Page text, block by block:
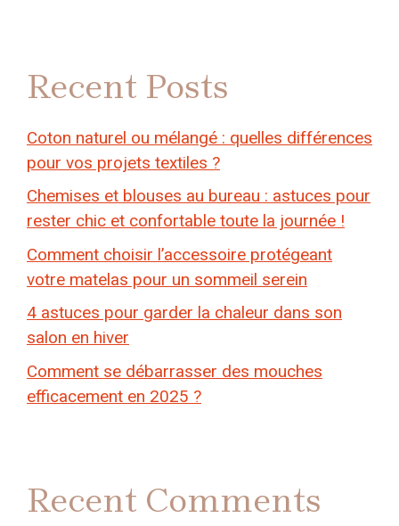
Recent Posts
Coton naturel ou mélangé : quelles différences
pour vos projets textiles ?
Chemises et blouses au bureau : astuces pour
rester chic et confortable toute la journée !
Comment choisir l’accessoire protégeant
votre matelas pour un sommeil serein
4 astuces pour garder la chaleur dans son
salon en hiver
Comment se débarrasser des mouches
efficacement en 2025 ?
Recent Comments